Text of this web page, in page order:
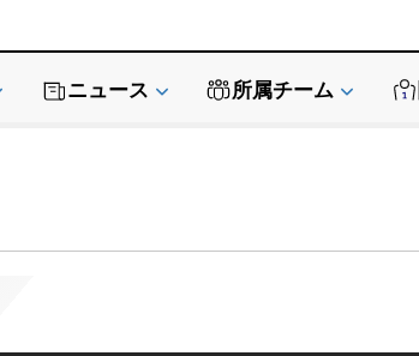
ニュース 所属チーム